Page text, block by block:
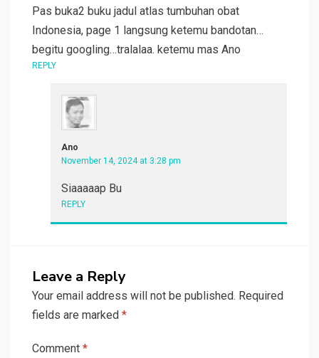
Pas buka2 buku jadul atlas tumbuhan obat
Indonesia, page 1 langsung ketemu bandotan…
begitu googling…tralalaa. ketemu mas Ano
REPLY
Ano
November 14, 2024 at 3:28 pm
Siaaaaap Bu
REPLY
Leave a Reply
Your email address will not be published. Required
fields are marked *
Comment *